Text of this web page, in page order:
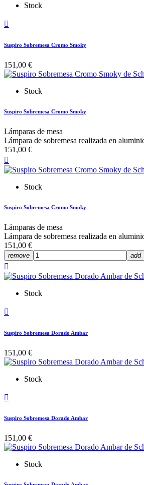
Stock

Suspiro Sobremesa Cromo Smoky
151,00 €
Stock
Suspiro Sobremesa Cromo Smoky
Lámparas de mesa
Lámpara de sobremesa realizada en
151,00 €

Stock
Suspiro Sobremesa Cromo Smoky
Lámparas de mesa
Lámpara de sobremesa realizada en
151,00 €
remove add

Stock

Suspiro Sobremesa Dorado Ambar
151,00 €
Stock

Suspiro Sobremesa Dorado Ambar
151,00 €
Stock